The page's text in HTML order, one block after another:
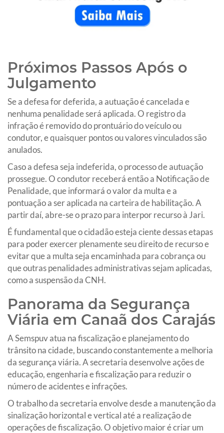
Próximos Passos Após o
Julgamento
Se a defesa for deferida, a autuação é cancelada e
nenhuma penalidade será aplicada. O registro da
infração é removido do prontuário do veículo ou
condutor, e quaisquer pontos ou valores vinculados são
anulados.
Caso a defesa seja indeferida, o processo de autuação
prossegue. O condutor receberá então a Notificação de
Penalidade, que informará o valor da multa e a
pontuação a ser aplicada na carteira de habilitação. A
partir daí, abre-se o prazo para interpor recurso à Jari.
É fundamental que o cidadão esteja ciente dessas etapas
para poder exercer plenamente seu direito de recurso e
evitar que a multa seja encaminhada para cobrança ou
que outras penalidades administrativas sejam aplicadas,
como a suspensão da CNH.
Panorama da Segurança
Viária em Canaã dos Carajás
A Semspuv atua na fiscalização e planejamento do
trânsito na cidade, buscando constantemente a melhoria
da segurança viária. A secretaria desenvolve ações de
educação, engenharia e fiscalização para reduzir o
número de acidentes e infrações.
O trabalho da secretaria envolve desde a manutenção da
sinalização horizontal e vertical até a realização de
operações de fiscalização. O objetivo maior é criar um